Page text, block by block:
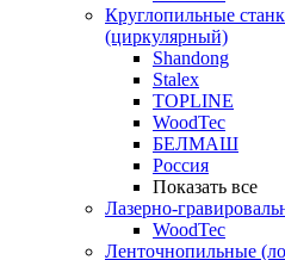
Круглопильные
(циркулярный)
Shandong
Stalex
TOPLINE
WoodTec
БЕЛМАШ
Россия
Показать все
Лазерно-
WoodTec
Ленточнопильные